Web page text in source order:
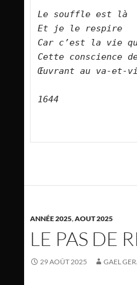
Le souffle est là
Et je le respire
Car c’est la vie
Cette conscience
Œuvrant au va-
1644
ANNÉE 2025,AOUT 2025
LE PAS DE
29 AOÛT 2025 GAEL